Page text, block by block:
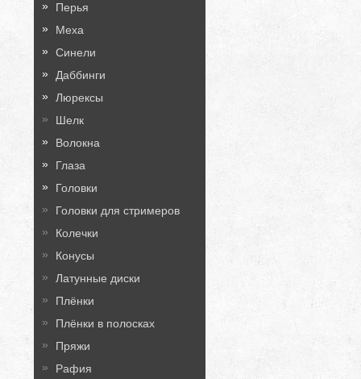
Перья
Меха
Синели
Даббинги
Люрексы
Шелк
Волокна
Глаза
Головки
Головки для стримеров
Колечки
Конусы
Латунные диски
Плёнки
Плёнки в полосках
Пряжи
Рафия